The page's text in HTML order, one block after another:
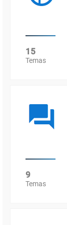
15
Temas
9
Temas